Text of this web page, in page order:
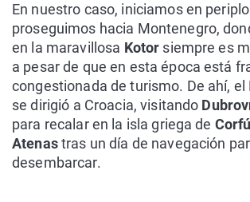
En nuestro caso, iniciamos en
proseguimos hacia Montenegro,
en la maravillosa Kotor siempre es
a pesar de que en esta época está
congestionada de turismo. De ahí, el
se dirigió a Croacia, visitando
para recalar en la isla griega de Corfú
Atenastras un día de navegación
desembarcar.